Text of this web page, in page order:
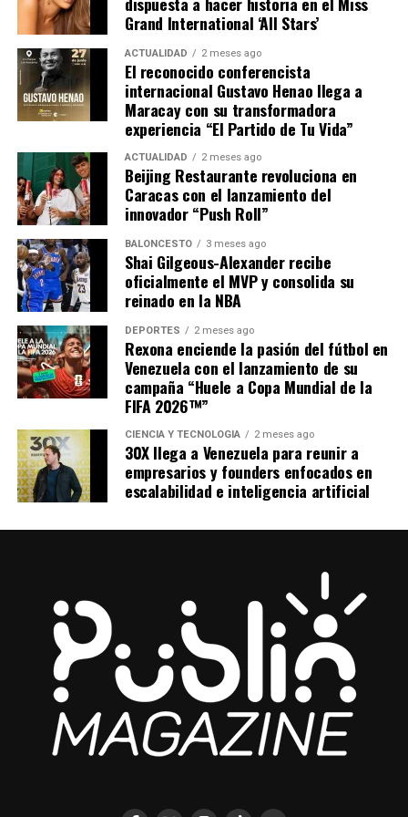
Grand International ‘All Stars’
ACTUALIDAD 2 meses ago
El reconocido conferencista
internacional Gustavo Henao llega a
Maracay con su transformadora
experiencia “El Partido de Tu Vida”
ACTUALIDAD 2 meses ago
Beijing Restaurante revoluciona en
Caracas con el lanzamiento del
innovador “Push Roll”
BALONCESTO 3 meses ago
Shai Gilgeous-Alexander recibe
oficialmente el MVP y consolida su
reinado en la NBA
DEPORTES 2 meses ago
Rexona enciende la pasión del fútbol en
Venezuela con el lanzamiento de su
campaña “Huele a Copa Mundial de la
FIFA 2026™”
CIENCIA Y TECNOLOGÍA 2 meses ago
30X llega a Venezuela para reunir a
empresarios y founders enfocados en
escalabilidad e inteligencia artificial